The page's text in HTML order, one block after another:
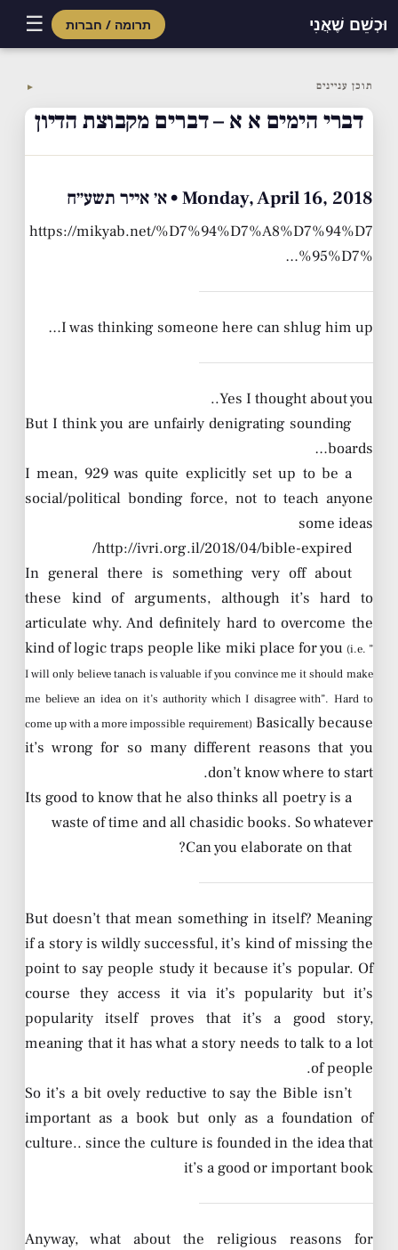
וּכְשֵׁם שֶׁאֲנִי תרומה / חברות ☰
content
תוכן עניינים ▼
דברי הימים א א – דברים מקבוצת הדיון
Monday, April 16, 2018 • א׳ אייר תשע״ח
https://mikyab.net/%D7%94%D7%A8%D7%94%D7
%95%D7%…
I was thinking someone here can shlug him up…
Yes I thought about you..
But I think you are unfairly denigrating sounding
boards…
I mean, 929 was quite explicitly set up to be a
social/political bonding force, not to teach anyone
some ideas
http://ivri.org.il/2018/04/bible-expired/
In general there is something very off about
these kind of arguments, although it’s hard to
articulate why. And definitely hard to overcome the
kind of logic traps people like miki place for you (i.e. ”
I will only believe tanach is valuable if you convince me it should make
me believe an idea on it’s authority which I disagree with”. Hard to
come up with a more impossible requirement)Basically because
it’s wrong for so many different reasons that you
don’t know where to start.
Its good to know that he also thinks all poetry is a
waste of time and all chasidic books. So whatever
Can you elaborate on that?
But doesn’t that mean something in itself? Meaning
if a story is wildly successful, it’s kind of missing the
point to say people study it because it’s popular. Of
course they access it via it’s popularity but it’s
popularity itself proves that it’s a good story,
meaning that it has what a story needs to talk to a lot
of people.
So it’s a bit ovely reductive to say the Bible isn’t
important as a book but only as a foundation of
culture.. since the culture is founded in the idea that
it’s a good or important book
Anyway, what about the religious reasons for